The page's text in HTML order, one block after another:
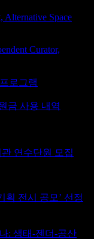
Alternative Space
Curator,
로그램
금 사용 내역
연수단원 모집
획 전시 공모’ 선정
: 생태-젠더-공산